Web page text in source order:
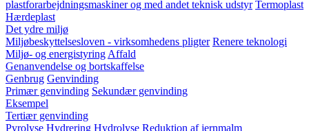
plastforarbejdningsmaskiner og med andet teknisk udstyr Termoplast
Hærdeplast
Det ydre miljø
Miljøbeskyttelsesloven - virksomhedens pligter Renere teknologi
Miljø- og energistyring Affald
Genanvendelse og bortskaffelse
Genbrug Genvinding
Primær genvinding Sekundær genvinding
Eksempel
Tertiær genvinding
Pyrolyse Hydrering Hydrolyse Reduktion af jernmalm